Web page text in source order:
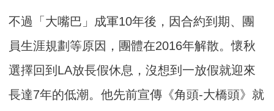
不過「大嘴巴」成軍10年後，因合約到期、團
員生涯規劃等原因，團體在2016年解散。懷秋
選擇回到LA放長假休息，沒想到一放假就迎來
長達7年的低潮。他先前宣傳《角頭-大橋頭》就